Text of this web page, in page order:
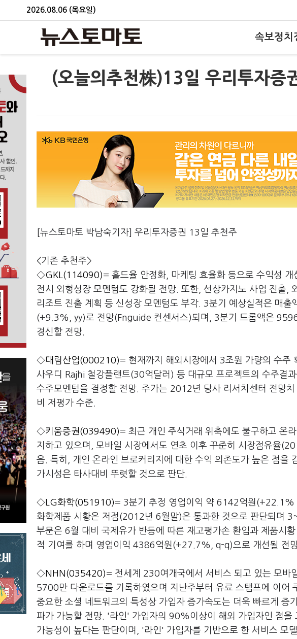
2026.08.06 (목요일)
속보정치
(오늘의추천株)13일 우리투자증
[뉴스토마토 박남숙기자] 우리투자증권 13일 추천주
<기존 추천주>
◇GKL(114090)= 홀드율 안정화, 마케팅 효율화 등으로 수익성
전시 외형성장 모멘텀도 강화될 전망. 또한, 선상카지노 사업 진출,
리조트 진출 계획 등 신성장 모멘텀도 부각. 3분기 예상실적은 매
(+9.3%, yy)로 전망(Fnguide 컨센서스)되며, 3분기 드롭액은
경신할 전망.
◇대림산업(000210)= 현재까지 해외시장에서 3조원 가량의 수주
사우디 Rajhi 철강플랜트(30억달러) 등 대규모 프로젝트의 수주결
수주모멘텀을 결정할 전망. 주가는 2012년 당사 리서치센터 전망
비 저평가 수준.
◇키움증권(039490)= 최근 개인 주식거래 위축에도 불구하고 온
지하고 있으며, 모바일 시장에서도 연초 이후 꾸준히 시장점유
음. 특히, 개인 온라인 브로커리지에 대한 수익 의존도가 높은 점을
가시성은 타사대비 뚜렷할 것으로 판단.
◇ LG화학(051910)= 3분기 추정 영업이익 약 6142억원(+22.1%
화학제품 시황은 저점(2012년 6월말)은 통과한 것으로 판단되며
부문은 6월 대비 국제유가 반등에 따른 재고평가손 환입과 제품시
적 기여를 하며 영업이익 4386억원(+27.7%, q-q)으로 개선될 전
◇NHN(035420)= 전세계 230여개국에서 서비스 되고 있는 모바
5700만 다운로드를 기록하였으며 지난주부터 유료 스탬프에 이어
중요한 소셜 네트워크의 특성상 가입자 증가속도는 더욱 빠르게 증
파가 가능할 전망. '라인' 가입자의 90%이상이 해외 가입자인 점을
가능성이 높다는 판단이며, '라인' 가입자를 기반으로 한 서비스 모